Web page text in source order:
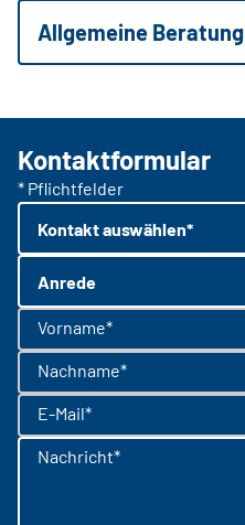
Allgemeine Beratung
Kontaktformular
* Pflichtfelder
Kontakt auswählen*
Anrede
Vorname*
Nachname*
E-Mail*
Nachricht*